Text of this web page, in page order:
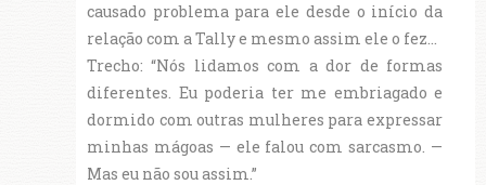
causado problema para ele desde o início da
relação com a Tally e mesmo assim ele o fez...
Trecho: “Nós lidamos com a dor de formas
diferentes. Eu poderia ter me embriagado e
dormido com outras mulheres para expressar
minhas mágoas — ele falou com sarcasmo. —
Mas eu não sou assim.”